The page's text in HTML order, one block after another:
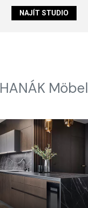
NAJÍT STUDIO
HANÁK Möbel